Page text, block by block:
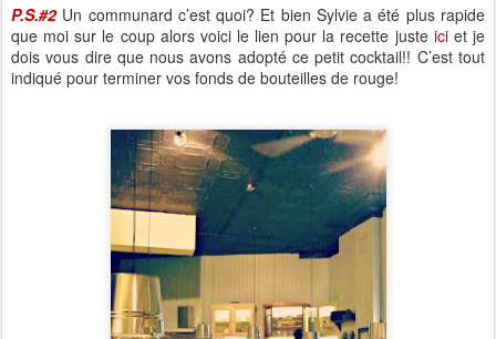
P.S.#2Un communard c’est quoi? Et bien Sylvie a été plus rapide
que moi sur le coup alors voici le lien pour la recette justeiciet je
dois vous dire que nous avons adopté ce petit cocktail!! C’est tout
indiqué pour terminer vos fonds de bouteilles de rouge!